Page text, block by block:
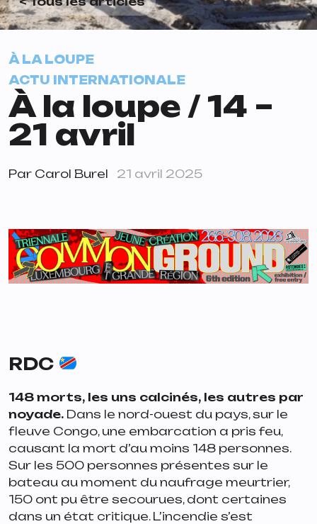
À LA LOUPE
ACTU INTERNATIONALE
À la loupe / 14 –
21 avril
Par Carol Burel 21 avril 2025
RDC
148 morts, les uns calcinés, les autres par
noyade. Dans le nord-ouest du pays, sur le
fleuve Congo, une embarcation a pris feu,
causant la mort d’au moins 148 personnes.
Sur les 500 personnes présentes sur le
bateau au moment du naufrage meurtrier,
150 ont pu être secourues, dont certaines
dans un état critique. L’incendie s’est